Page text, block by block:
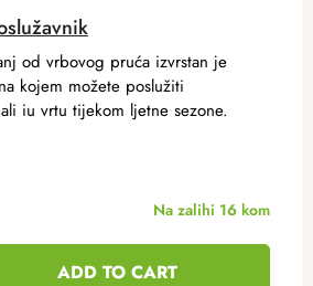
Na zalihi 16 kom
ADD TO CART
od vrbovog pruća izvrstan je
kojem možete poslužiti
iu vrtu tijekom ljetne sezone.